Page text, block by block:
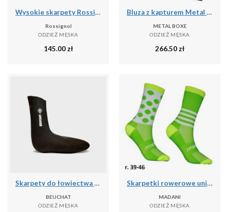
Wysokie skarpety Rossignol Sidelhorn
Rossignol
ODZIEŻ MĘSKA
145.00 zł
Bluza z kapturem Metal Boxe M
METAL BOXE
ODZIEŻ MĘSKA
266.50 zł
Skarpety do łowiectwa podwodnego Beuchat Sirocco Elite 3 mm
BEUCHAT
ODZIEŻ MĘSKA
Skarpetki rowerowe unisex madani Parrot
MADANI
ODZIEŻ MĘSKA